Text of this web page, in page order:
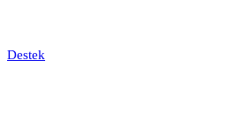
Destek